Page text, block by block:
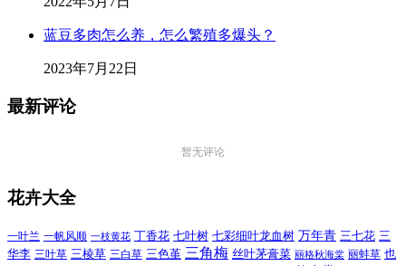
蓝豆多肉怎么养，怎么繁殖多爆头？
2023年7月22日
最新评论
暂无评论
花卉大全
一叶兰 一帆风顺 一枝黄花 丁香花 七叶树 七彩细叶龙血树 万年青 三七花 三
华李 三叶草 三棱草 三白草 三色堇 三角梅 丝叶茅膏菜 丽格秋海棠 丽蚌草 也